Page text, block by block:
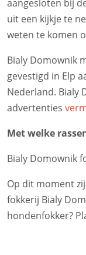
aangesloten bij
uit een kijkje te
weten te komen
Bialy Domownik
gevestigd in Elp
Nederland. Bialy
advertenties
Met welke
Bialy Domownik
Op dit moment
fokkerij Bialy
hondenfokker?